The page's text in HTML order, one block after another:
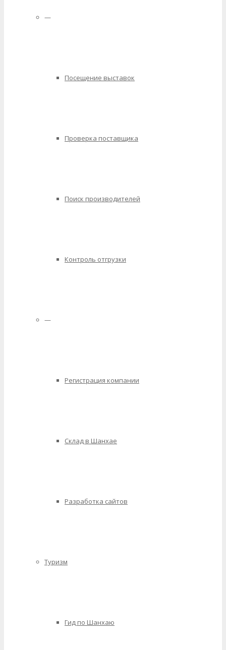
—
Посещение выставок
Проверка поставщика
Поиск производителей
Контроль отгрузки
—
Регистрация компании
Склад в Шанхае
Разработка сайтов
Туризм
Гид по Шанхаю